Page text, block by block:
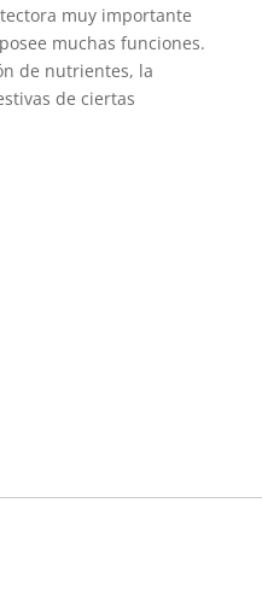
muy importante
muchas funciones.
de nutrientes, la
de ciertas